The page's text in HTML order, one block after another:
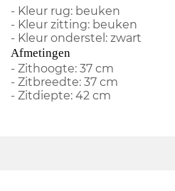
- Kleur rug: beuken
- Kleur zitting: beuken
- Kleur onderstel: zwart
Afmetingen
- Zithoogte: 37 cm
- Zitbreedte: 37 cm
- Zitdiepte: 42 cm